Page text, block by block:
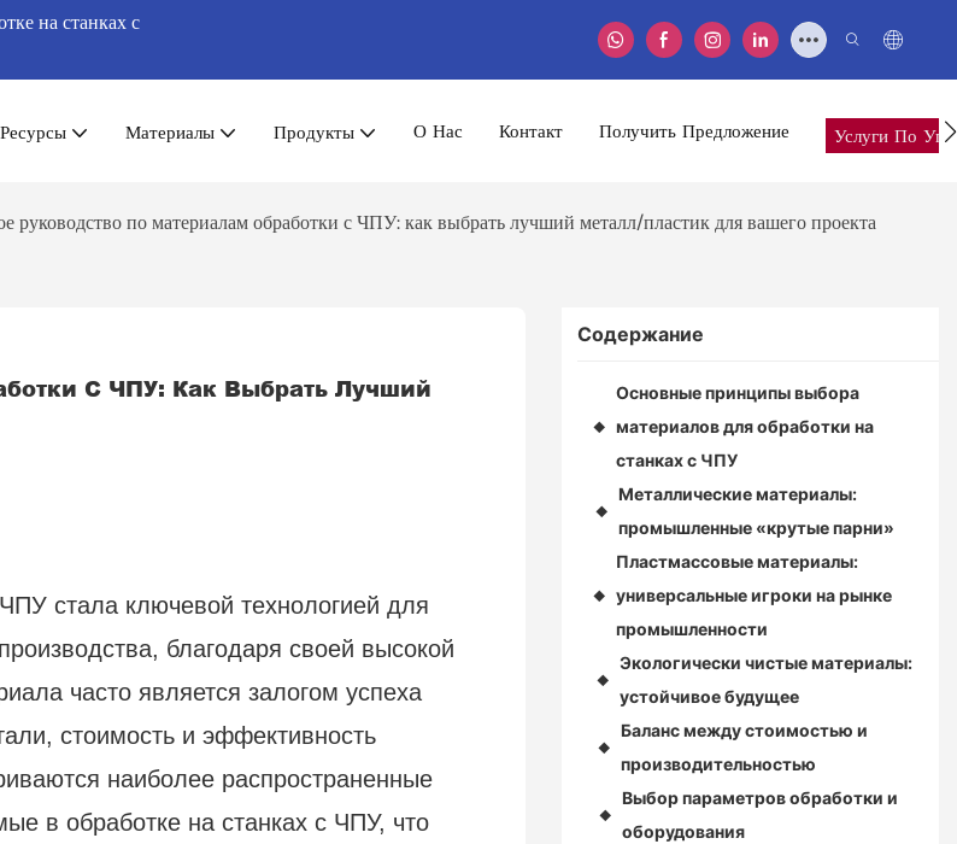
на станках с
Ресурсы Материалы Продукты О Нас Контакт Получить Предложение Услуги По
руководство по материалам обработки с ЧПУ: как выбрать лучший металл/пластик для вашего проекта
С ЧПУ: Как Выбрать Лучший
стала ключевой технологией для
благодаря своей высокой
часто является залогом успеха
стоимость и эффективность
наиболее распространенные
в обработке на станках с ЧПУ, что
Содержание
◆
Основные принципы выбора
материалов для обработки на
станках с ЧПУ
◆
Металлические материалы:
промышленные «крутые парни»
◆
Пластмассовые материалы:
универсальные игроки на рынке
промышленности
◆
Экологически чистые материалы:
устойчивое будущее
◆
Баланс между стоимостью и
производительностью
◆
Выбор параметров обработки и
оборудования